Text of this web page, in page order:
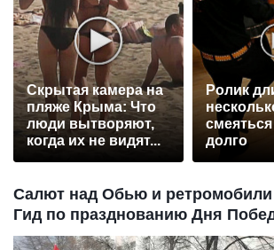
Скрытая камера на
пляже Крыма: Что
люди вытворяют,
когда их не видят...
Ролик
долго
Салют над Обью и
Гид по празднованию Дня